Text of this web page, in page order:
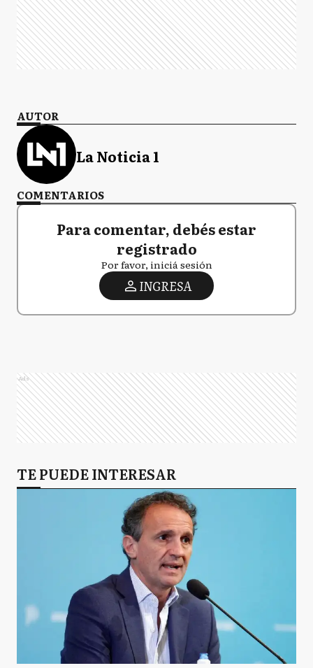
AUTOR
La Noticia 1
COMENTARIOS
Para comentar, debés estar
registrado
Por favor, iniciá sesión
INGRESA
Ads
TE PUEDE INTERESAR